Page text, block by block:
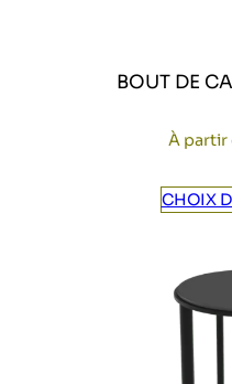
BOUT DE
À partir
CHOIX